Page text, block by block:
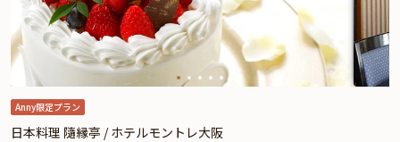
ザートタイムにご予約主様にお渡し致しますので、サプライズ演出にお役立て
ください。とっておきのお祝いシーンを心を込めてお手伝いさせていただきま
す。
Anny限定プラン
日本料理 隨縁亭 / ホテルモントレ大阪